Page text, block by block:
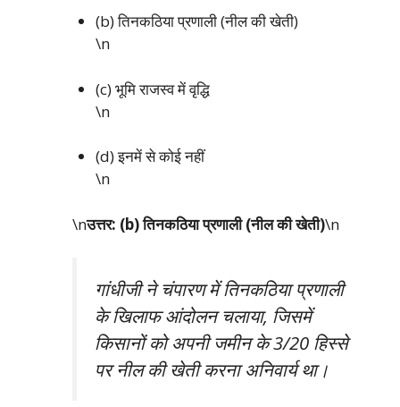
(b) तिनकठिया प्रणाली (नील की खेती)
\n
(c) भूमि राजस्व में वृद्धि
\n
(d) इनमें से कोई नहीं
\n
\nउत्तर: (b) तिनकठिया प्रणाली (नील की खेती)\n
गांधीजी ने चंपारण में तिनकठिया प्रणाली
के खिलाफ आंदोलन चलाया, जिसमें
किसानों को अपनी जमीन के 3/20 हिस्से
पर नील की खेती करना अनिवार्य था।